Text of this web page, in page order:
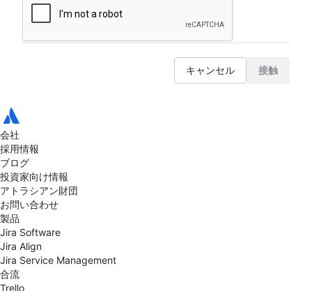
キャンセル 接触
会社
採用情報
ブログ
投資家向け情報
アトラシアン財団
お問い合わせ
製品
Jira Software
Jira Align
Jira Service Management
合流
Trello